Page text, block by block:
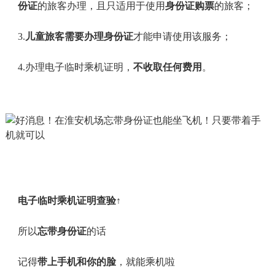
份证的旅客办理，且只适用于使用身份证购票的旅客；
3. 儿童旅客需要办理身份证才能申请使用该服务；
4.办理电子临时乘机证明， 不收取任何费用 。
电子临时乘机证明查验↑
所以忘带身份证的话
记得带上手机和你的脸，就能乘机啦